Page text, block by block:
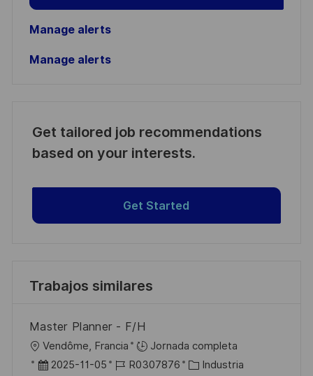
Manage alerts
Manage alerts
Get tailored job recommendations
based on your interests.
Get Started
Trabajos similares
Master Planner - F/H
U
b
Vendôme, Francia
Jornada completa
F
2025-11-05
I
R0307876
C Industria